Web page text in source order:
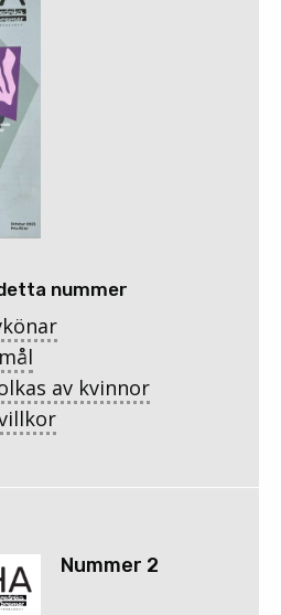
nummer
av kvinnor
Nummer 2